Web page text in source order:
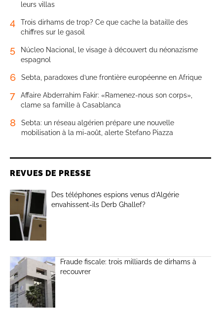
leurs villas
4
Trois dirhams de trop? Ce que cache la bataille des
chiffres sur le gasoil
5
Núcleo Nacional, le visage à découvert du néonazisme
espagnol
6 Sebta, paradoxes d’une frontière européenne en Afrique
7
Affaire Abderrahim Fakir: «Ramenez-nous son corps»,
clame sa famille à Casablanca
8
Sebta: un réseau algérien prépare une nouvelle
mobilisation à la mi-août, alerte Stefano Piazza
REVUES DE PRESSE
Des téléphones espions venus d’Algérie
envahissent-ils Derb Ghallef?
Fraude fiscale: trois milliards de dirhams à
recouvrer